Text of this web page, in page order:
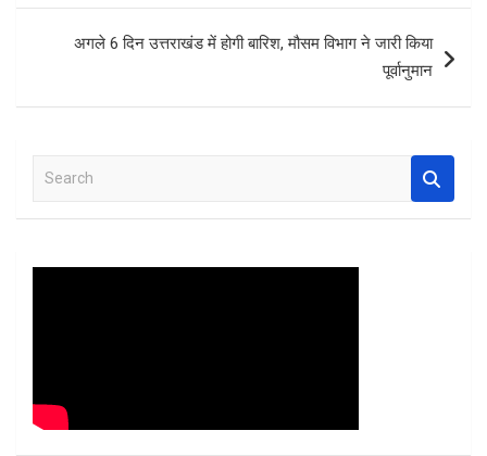
k
p
अगले 6 दिन उत्तराखंड में होगी बारिश, मौसम विभाग ने जारी किया
पूर्वानुमान
a